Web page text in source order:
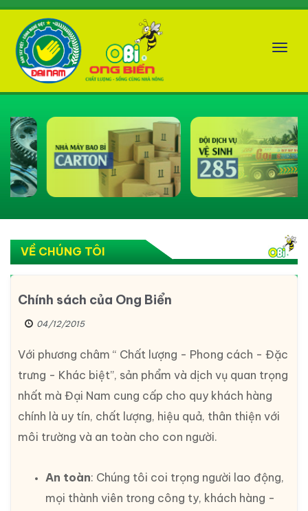
VỀ CHÚNG TÔI
Chính sách của Ong Biển
04/12/2015
Với phương châm “ Chất lượng - Phong cách - Đặc
trưng - Khác biệt”, sản phẩm và dịch vụ quan trọng
nhất mà Đại Nam cung cấp cho quy khách hàng
chính là uy tín, chất lượng, hiệu quả, thân thiện với
môi trường và an toàn cho con người.
An toàn: Chúng tôi coi trọng người lao động,
mọi thành viên trong công ty, khách hàng -